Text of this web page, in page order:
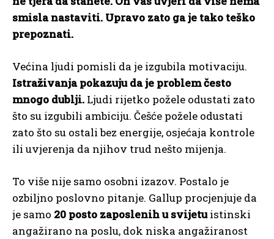
smisla nastaviti. Upravo zato ga je tako teško
prepoznati.
Većina ljudi pomisli da je izgubila motivaciju.
Istraživanja pokazuju da je problem često
mnogo dublji. Ljudi rijetko požele odustati zato
što su izgubili ambiciju. Češće požele odustati
zato što su ostali bez energije, osjećaja kontrole
ili uvjerenja da njihov trud nešto mijenja.
To više nije samo osobni izazov. Postalo je
ozbiljno poslovno pitanje. Gallup procjenjuje da
je samo 20 posto zaposlenih u svijetuistinski
angažirano na poslu, dok niska angažiranost